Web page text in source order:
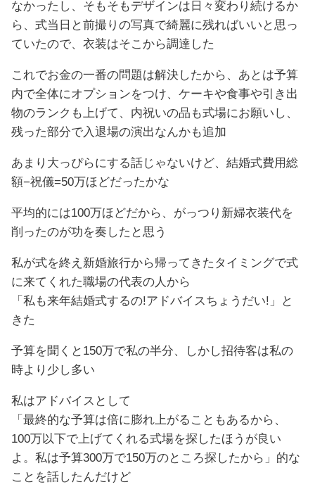
なかったし、そもそもデザインは日々変わり続けるか
ら、式当日と前撮りの写真で綺麗に残ればいいと思っ
ていたので、衣装はそこから調達した
これでお金の一番の問題は解決したから、あとは予算
内で全体にオプションをつけ、ケーキや食事や引き出
物のランクも上げて、内祝いの品も式場にお願いし、
残った部分で入退場の演出なんかも追加
あまり大っぴらにする話じゃないけど、結婚式費用総
額−祝儀=50万ほどだったかな
平均的には100万ほどだから、がっつり新婦衣装代を
削ったのが功を奏したと思う
私が式を終え新婚旅行から帰ってきたタイミングで式
に来てくれた職場の代表の人から
「私も来年結婚式するの!アドバイスちょうだい!」と
きた
予算を聞くと150万で私の半分、しかし招待客は私の
時より少し多い
私はアドバイスとして
「最終的な予算は倍に膨れ上がることもあるから、
100万以下で上げてくれる式場を探したほうが良い
よ。私は予算300万で150万のところ探したから」的な
ことを話したんだけど